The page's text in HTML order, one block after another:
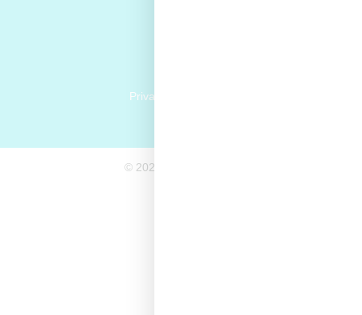
Privacidad y cookies
© 2025 Por